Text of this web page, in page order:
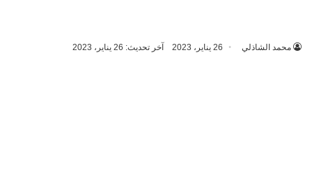
محمد الشاذلي 26 يناير، 2023 آخر تحديث: 26 يناير، 2023